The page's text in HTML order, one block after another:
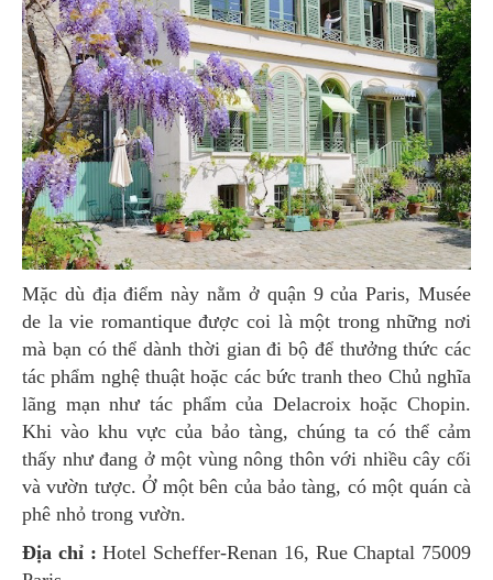
Mặc dù địa điểm này nằm ở quận 9 của Paris, Musée
de la vie romantique được coi là một trong những nơi
mà bạn có thể dành thời gian đi bộ để thưởng thức các
tác phẩm nghệ thuật hoặc các bức tranh theo Chủ nghĩa
lãng mạn như tác phẩm của Delacroix hoặc Chopin.
Khi vào khu vực của bảo tàng, chúng ta có thể cảm
thấy như đang ở một vùng nông thôn với nhiều cây cối
và vườn tược. Ở một bên của bảo tàng, có một quán cà
phê nhỏ trong vườn.
Địa chỉ : Hotel Scheffer-Renan 16, Rue Chaptal 75009